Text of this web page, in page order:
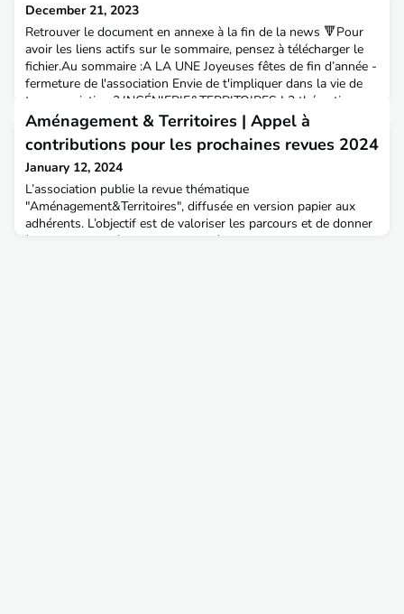
December 21, 2023
Retrouver le document en annexe à la fin de la news 🔻Pour
avoir les liens actifs sur le sommaire, pensez à télécharger le
fichier.Au sommaire :A LA UNE Joyeuses fêtes de fin d’année -
fermeture de l'association Envie de t'impliquer dans la vie de
ton association ? INGÉNIERIE&TERRITOIRES | 3 thématiques
pour 2024 !ACTUALITE DE L’AITPE PRATIQUE | Validation du
changement de vos adresses e-mail sur
Aménagement & Territoires | Appel à
contributions pour les prochaines revues 2024
January 12, 2024
L’association publie la revue thématique
"Aménagement&Territoires", diffusée en version papier aux
adhérents. L’objectif est de valoriser les parcours et de donner
à voir la diversité des postures, métiers et projets des des